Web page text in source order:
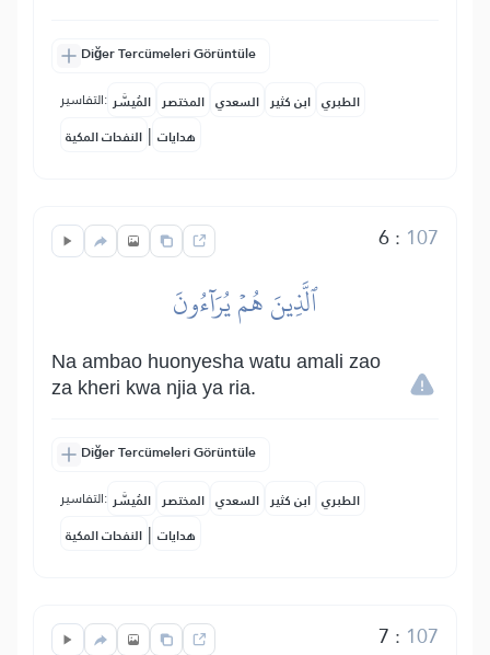
Diğer Tercümeleri Görüntüle
التفاسير: المُيسَّر المختصر السعدي ابن كثير الطبري
النفحات المكية | هدايات
6: 107
ٱلَّذِينَ هُمۡ يُرَآءُونَ
Na ambao huonyesha watu amali zao
za kheri kwa njia ya ria.
Diğer Tercümeleri Görüntüle
التفاسير: المُيسَّر المختصر السعدي ابن كثير الطبري
النفحات المكية | هدايات
7 : 107